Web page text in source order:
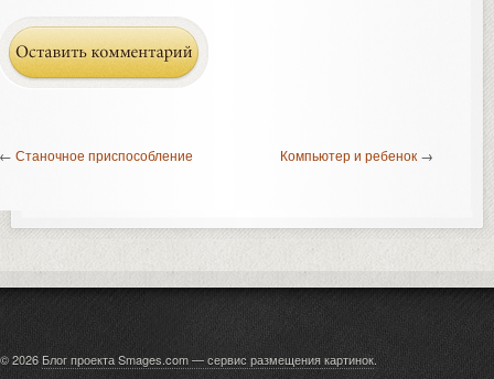
Станочное приспособление Компьютер и ребенок →
© 2026 Блог проекта Smages.com — сервис размещения картинок.